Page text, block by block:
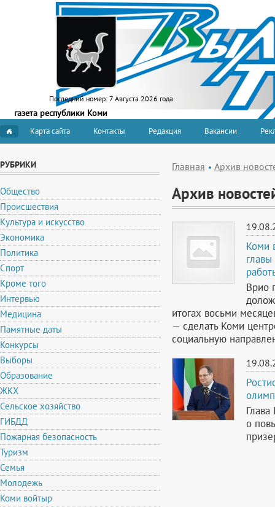
Последний номер: 7 Августа 2026 года
газета республики Коми
Карта сайта Контакты Редакция Вакансии
РУБРИКИ
Общество
Происшествия
Культура и искусство
Экономика
Политика
Спорт
Кроме того
Интервью
Медицина
Памятные даты
Конкурсы
Выборы
Образование
ЖКХ
Сельское хозяйство
ГИБДД
Пожарная безопасность
Туризм
Семья
Молодежь
Коми войтыр
Главная Архив
Архив
Коми
Врио
итогах восьми
— сделать Коми
социальную
о